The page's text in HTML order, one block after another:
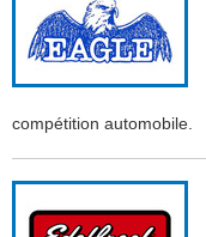
compétition automobile.